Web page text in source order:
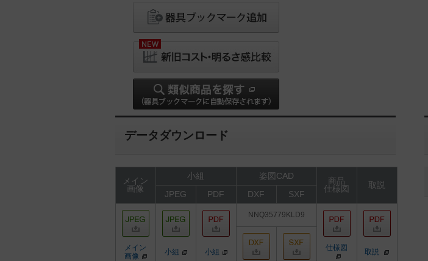
データダウンロード
メイン
画像
小組 姿図CAD
商品
仕様図
取説
JPEG
PDF DXF SXF
メイン
画像
小組 小組
NNQ35779KLD9
仕様図 取説